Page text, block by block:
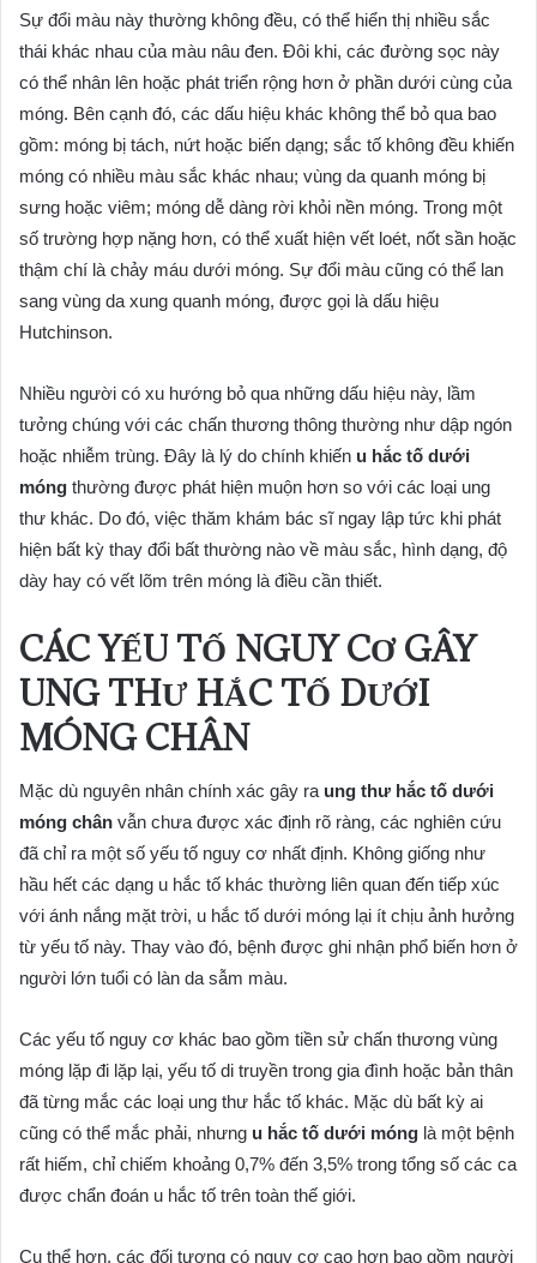
Sự đổi màu này thường không đều, có thể hiển thị nhiều sắc
thái khác nhau của màu nâu đen. Đôi khi, các đường sọc này
có thể nhân lên hoặc phát triển rộng hơn ở phần dưới cùng của
móng. Bên cạnh đó, các dấu hiệu khác không thể bỏ qua bao
gồm: móng bị tách, nứt hoặc biến dạng; sắc tố không đều khiến
móng có nhiều màu sắc khác nhau; vùng da quanh móng bị
sưng hoặc viêm; móng dễ dàng rời khỏi nền móng. Trong một
số trường hợp nặng hơn, có thể xuất hiện vết loét, nốt sần hoặc
thậm chí là chảy máu dưới móng. Sự đổi màu cũng có thể lan
sang vùng da xung quanh móng, được gọi là dấu hiệu
Hutchinson.
Nhiều người có xu hướng bỏ qua những dấu hiệu này, lầm
tưởng chúng với các chấn thương thông thường như dập ngón
hoặc nhiễm trùng. Đây là lý do chính khiến u hắc tố dưới
móng thường được phát hiện muộn hơn so với các loại ung
thư khác. Do đó, việc thăm khám bác sĩ ngay lập tức khi phát
hiện bất kỳ thay đổi bất thường nào về màu sắc, hình dạng, độ
dày hay có vết lõm trên móng là điều cần thiết.
CÁC YẾU TỐ NGUY CƠ GÂY
UNG THƯ HẮC TỐ DƯỚI
MÓNG CHÂN
Mặc dù nguyên nhân chính xác gây ra ung thư hắc tố dưới
móng chân vẫn chưa được xác định rõ ràng, các nghiên cứu
đã chỉ ra một số yếu tố nguy cơ nhất định. Không giống như
hầu hết các dạng u hắc tố khác thường liên quan đến tiếp xúc
với ánh nắng mặt trời, u hắc tố dưới móng lại ít chịu ảnh hưởng
từ yếu tố này. Thay vào đó, bệnh được ghi nhận phổ biến hơn ở
người lớn tuổi có làn da sẫm màu.
Các yếu tố nguy cơ khác bao gồm tiền sử chấn thương vùng
móng lặp đi lặp lại, yếu tố di truyền trong gia đình hoặc bản thân
đã từng mắc các loại ung thư hắc tố khác. Mặc dù bất kỳ ai
cũng có thể mắc phải, nhưng u hắc tố dưới móng là một bệnh
rất hiếm, chỉ chiếm khoảng 0,7% đến 3,5% trong tổng số các ca
được chẩn đoán u hắc tố trên toàn thế giới.
Cụ thể hơn, các đối tượng có nguy cơ cao hơn bao gồm người